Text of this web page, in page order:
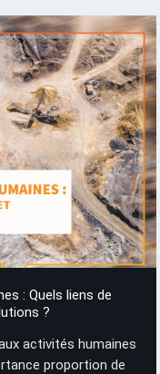
: Quels liens de
?
activités humaines
proportion de